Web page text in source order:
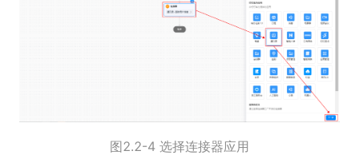
图2.2-4 选择连接器应用